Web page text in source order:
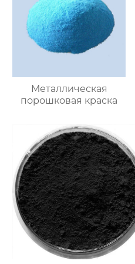
Металлическая
порошковая краска